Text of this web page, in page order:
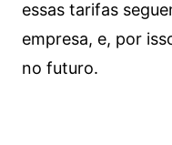
essas tarifas
empresa, e, por
no futuro.